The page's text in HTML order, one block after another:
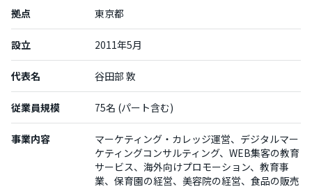
拠点 東京都
設立 2011年5月
代表名 谷田部 敦
従業員規模 75名 (パート含む)
事業内容
マーケティング・カレッジ運営、デジタルマー
ケティングコンサルティング、WEB集客の教育
サービス、海外向けプロモーション、教育事
業、保育園の経営、美容院の経営、食品の販売